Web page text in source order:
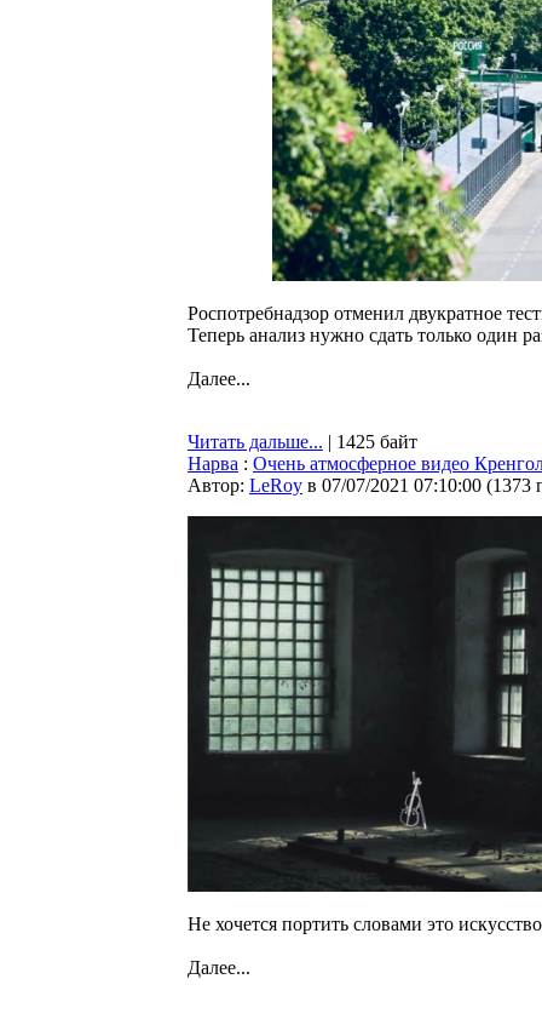
Роспотребнадзор отменил двукратное
Теперь анализ нужно сдать только один
Далее...
Читать дальше... | 1425 байт
Нарва : Очень атмосферное видео
Автор: LeRoy в 07/07/2021 07:10:00 (1373
Не хочется портить словами это
Далее...